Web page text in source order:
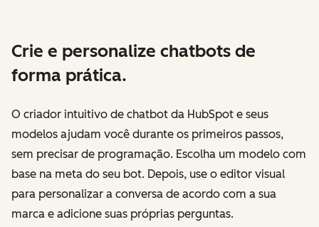
Crie e personalize chatbots de
forma prática.
O criador intuitivo de chatbot da HubSpot e seus
modelos ajudam você durante os primeiros passos,
sem precisar de programação. Escolha um modelo com
base na meta do seu bot. Depois, use o editor visual
para personalizar a conversa de acordo com a sua
marca e adicione suas próprias perguntas.